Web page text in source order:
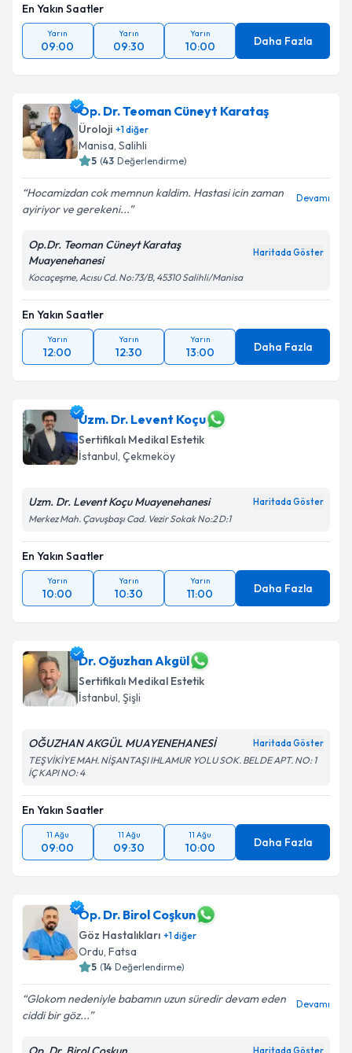
En Yakın Saatler
Yarın
09:00
Yarın
09:30
Yarın
10:00 Daha Fazla
Op. Dr. Teoman Cüneyt Karataş
Üroloji +1diğer
Manisa, Salihli
5 (43 Değerlendirme)
Hocamizdan cok memnun kaldim. Hastasi icin zaman
ayiriyor ve gerekeni...
Devamı
Op.Dr. Teoman Cüneyt Karataş
Muayenehanesi
Haritada Göster
Kocaçeşme, Acısu Cd. No:73/B, 45310 Salihli/Manisa
En Yakın Saatler
Yarın
12:00
Yarın
12:30
Yarın
13:00 Daha Fazla
Uzm. Dr. Levent Koçu
Sertifikalı Medikal Estetik
İstanbul, Çekmeköy
Uzm. Dr. Levent Koçu Muayenehanesi Haritada Göster
Merkez Mah. Çavuşbaşı Cad. Vezir Sokak No:2 D:1
En Yakın Saatler
Yarın
10:00
Yarın
10:30
Yarın
11:00 Daha Fazla
Dr. Oğuzhan Akgül
Sertifikalı Medikal Estetik
İstanbul, Şişli
OĞUZHAN AKGÜL MUAYENEHANESİ Haritada Göster
TEŞVİKİYE MAH. NİŞANTAŞI IHLAMUR YOLU SOK. BELDE APT. NO: 1
İÇ KAPI NO: 4
En Yakın Saatler
11 Ağu
09:00
11 Ağu
09:30
11 Ağu
10:00 Daha Fazla
Op. Dr. Birol Coşkun
Göz Hastalıkları +1diğer
Ordu, Fatsa
5 (14 Değerlendirme)
Glokom nedeniyle babamın uzun süredir devam eden
ciddi bir göz...
Devamı
Haritada Göster